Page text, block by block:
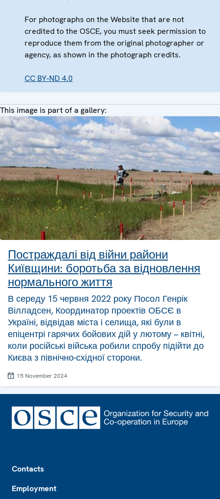
For photographs on the Website that are not
credited to the OSCE, you must seek permission to
reproduce them from the original photographer or
agency, as shown in the photograph credits.
CC BY-ND 4.0
This image is part of a gallery:
Постраждалі від війни райони
Київщини: боротьба за відновлення
нормального життя
В середу 15 червня 2022 року Посол Генрік
Вілладсен, Координатор проектів ОБСЄ в
Україні, відвідав міста і селища, які були в
епіцентрі гарячих бойових дій у лютому – квітні,
коли російські війська робили спробу підійти до
Києва з північно-східної сторони.
15 November 2024
Contacts
Employment